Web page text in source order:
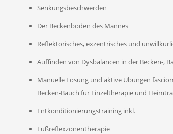
Senkungsbeschwerden
Der Beckenboden des Mannes
Reflektorisches, exzentrisches und
Auffinden von Dysbalancen in der Becken-‚
Manuelle Lösung und aktive Übungen
Becken-Bauch für Einzeltherapie und
Entkonditionierungstraining inkl.
Fußreflexzonentherapie